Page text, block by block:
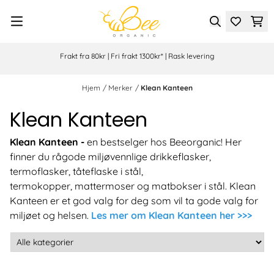
Frakt fra 80kr | Fri frakt 1300kr* | Rask levering
Hjem / Merker / Klean Kanteen
Klean Kanteen
Klean Kanteen - en bestselger hos Beeorganic! Her
finner du rågode miljøvennlige drikkeflasker,
termoflasker, tåteflaske i stål,
termokopper, mattermoser og matbokser i stål. Klean
Kanteen er et god valg for deg som vil ta gode valg for
miljøet og helsen. Les mer om Klean Kanteen her >>>